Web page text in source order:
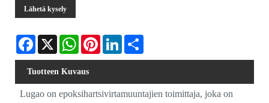
Lähetä kysely
Facebook
X WhatsAppPinterestLinkedIn
Tuotteen Kuvaus
Lugao on epoksihartsivirtamuuntajien toimittaja, joka on